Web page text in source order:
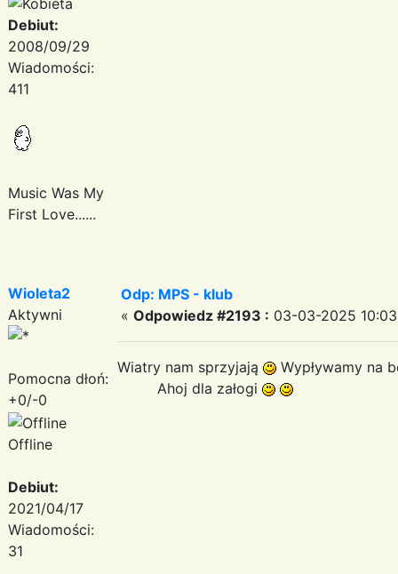
Debiut:
2008/09/29
Wiadomości:
411
Music Was My
First Love......
Wioleta2
Aktywni
Pomocna dłoń:
+0/-0
Offline
Debiut:
2021/04/17
Wiadomości:
31
Odp: MPS - klub
« Odpowiedz #2193 : 03-03-2025
Wiatry nam sprzyjają
Wypływamy na
Ahoj dla załogi